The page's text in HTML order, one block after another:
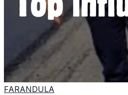
FARANDULA